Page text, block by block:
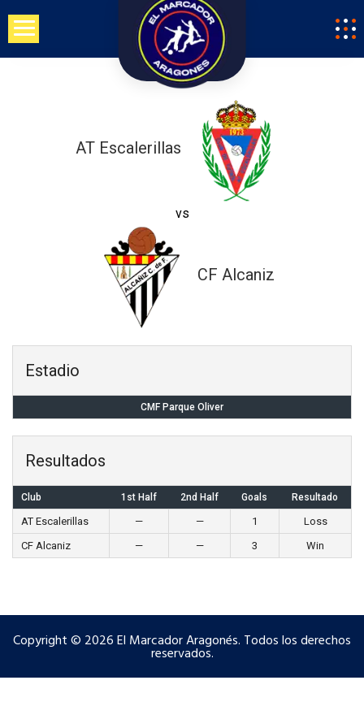
Saltar
contenido
AT Escalerillas
vs
CF Alcaniz
Estadio
CMF Parque Oliver
Resultados
Club 1st Half 2nd Half Goals Resultado
AT Escalerillas — — 1
Loss
CF Alcaniz
— — 3 Win
Copyright © 2026 El Marcador Aragonés. Todos los derechos
reservados.